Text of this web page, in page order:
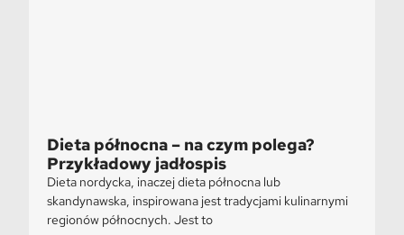
Dieta północna – na czym polega?
Przykładowy jadłospis
Dieta nordycka, inaczej dieta północna lub
skandynawska, inspirowana jest tradycjami kulinarnymi
regionów północnych. Jest to